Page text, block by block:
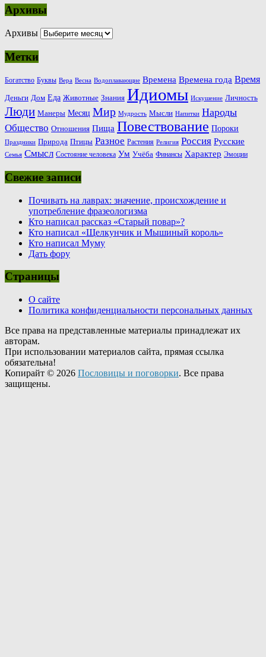
Архивы
Архивы
Метки
Богатство Буквы Вера Весна Водоплавающие Времена Времена года Время
Деньги Дом Еда Животные Знания Идиомы Искушение Личность
Люди Манеры Месяц Мир Мудрость Мысли Напитки Народы
Общество Отношения Пища Повествование Пороки
Праздники Природа Птицы Разное Растения Религия Россия Русские
Семья Смысл Состояние человека Ум Учёба Финансы Характер Эмоции
Свежие записи
Почивать на лаврах: значение, происхождение и
употребление фразеологизма
Кто написал рассказ «Старый повар»?
Кто написал «Щелкунчик и Мышиный король»
Кто написал Муму
Дать фору
Страницы
О сайте
Политика конфиденциальности персональных данных
Все права на представленные материалы принадлежат их
авторам.
При использовании материалов сайта, прямая ссылка
обязательна!
Копирайт © 2026 Пословицы и поговорки. Все права
защищены.